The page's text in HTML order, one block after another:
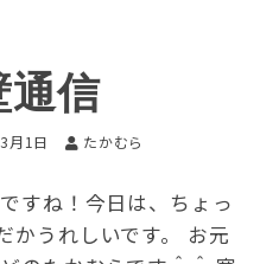
通信
月1日 たかむら
すね！今日は、ちょっ
かうれしいです。 お元